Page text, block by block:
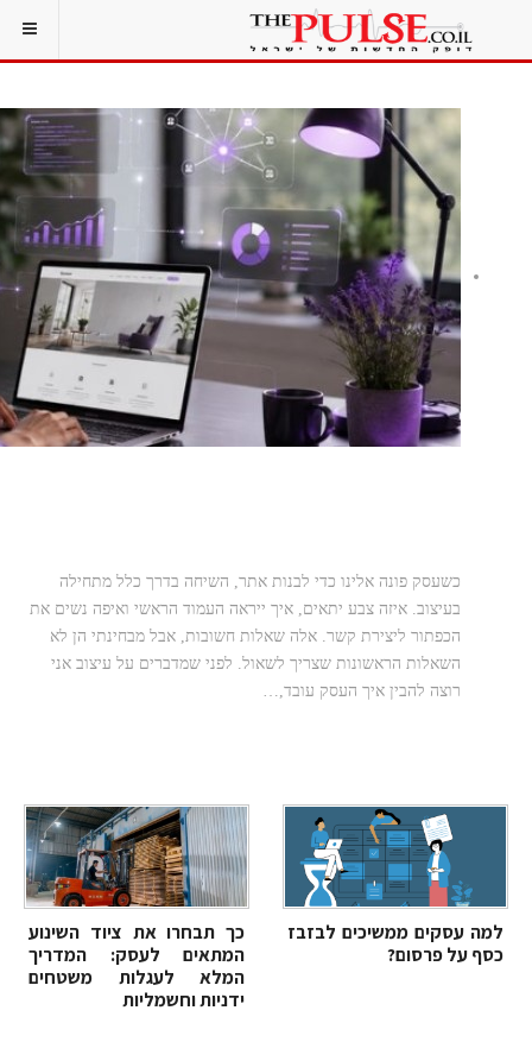
כשעסק פונה אלינו כדי לבנות אתר, השיחה בדרך כלל מתחילה
בעיצוב. איזה צבע יתאים, איך ייראה העמוד הראשי ואיפה נשים את
הכפתור ליצירת קשר. אלה שאלות חשובות, אבל מבחינתי הן לא
השאלות הראשונות שצריך לשאול. לפני שמדברים על עיצוב אני
רוצה להבין איך העסק עובד,…
כך תבחרו את ציוד השינוע
המתאים לעסק: המדריך
המלא לעגלות משטחים
ידניות וחשמליות
למה עסקים ממשיכים לבזבז
כסף על פרסום?